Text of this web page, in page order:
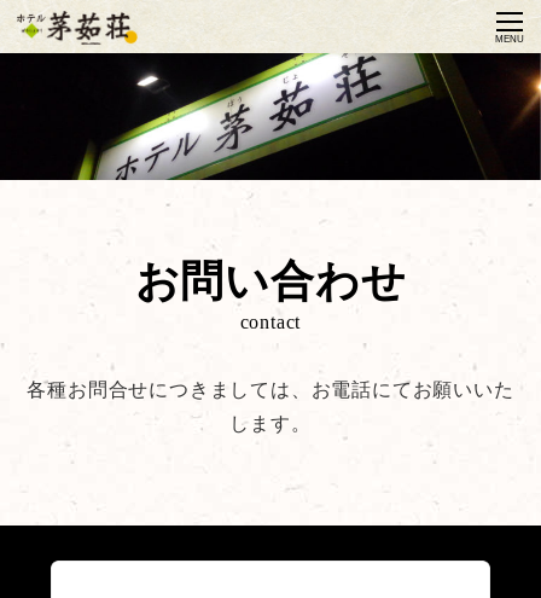
MENU
お問い合わせ
contact
各種お問合せにつきましては、お電話にてお願いいた
します。